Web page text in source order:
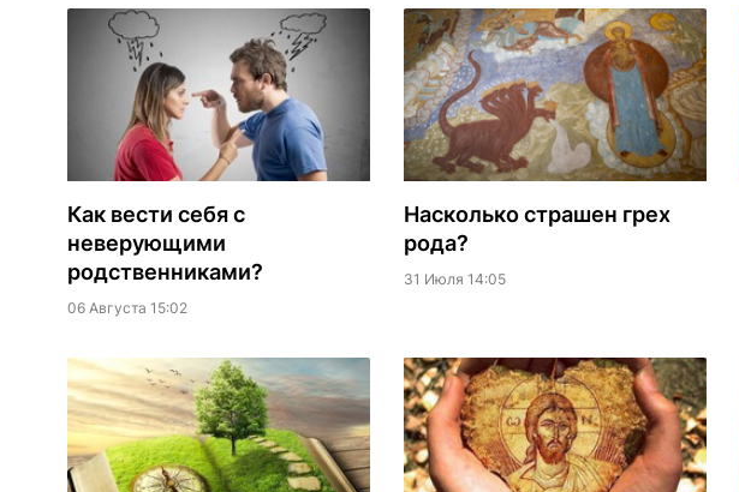
Как вести себя с
неверующими
родственниками?
06 Августа 15:02
Насколько страшен грех
рода?
31 Июля 14:05